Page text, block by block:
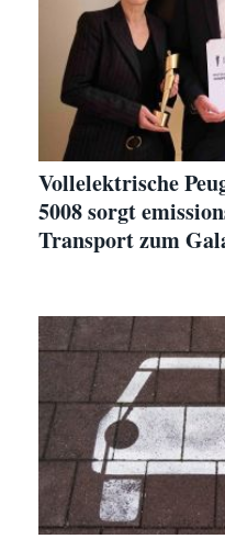
Vollelektrische
5008 sorgt
Transport zum